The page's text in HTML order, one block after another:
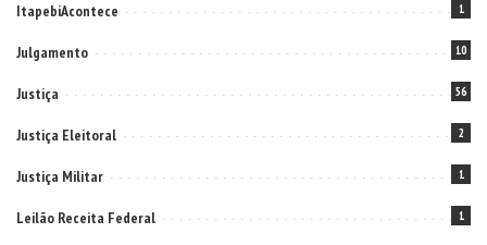
ItapebiAcontece 1
Julgamento 10
Justiça 56
Justiça Eleitoral 2
Justiça Militar 1
Leilão Receita Federal 1